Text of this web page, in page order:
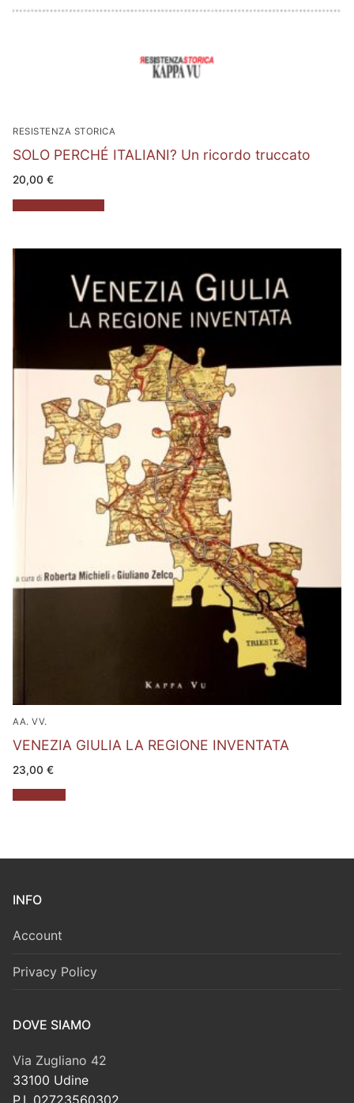
RESISTENZA STORICA
SOLO PERCHÉ ITALIANI? Un ricordo truccato
20,00 €
AA. VV.
VENEZIA GIULIA LA REGIONE INVENTATA
23,00 €
INFO
Account
Privacy Policy
DOVE SIAMO
Via Zugliano 42
33100 Udine